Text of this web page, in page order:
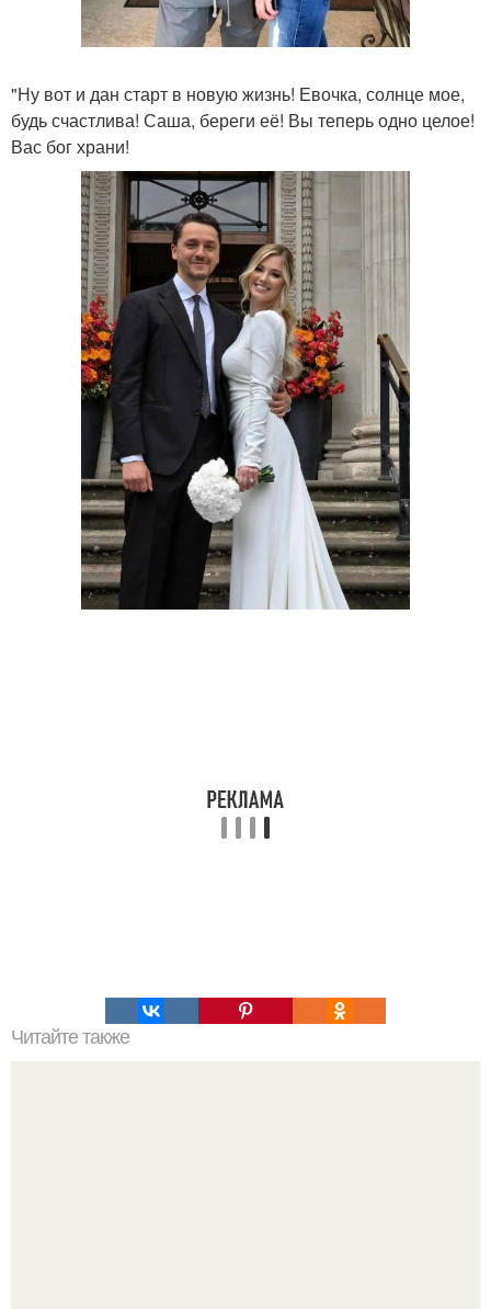
"Ну вот и дан старт в новую жизнь! Евочка, солнце мое,
будь счастлива! Саша, береги её! Вы теперь одно целое!
Вас бог храни!
Читайте также